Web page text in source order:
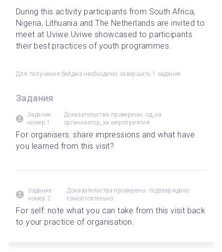
During this activity participants from South Africa,
Nigeria, Lithuania and The Netherlands are invited to
meet at Uviwe.Uviwe showcased to participants
their best practices of youth programmes.
Для получения бейджа необходимо завершить 1 задание
Задания
Задание
номер 1
Доказательства проверены: од_на
организатор_ка мероприятия
For organisers: share impressions and what have
you learned from this visit?
Задание
номер 2
Доказательства проверены: подтверждено
самостоятельно
For self: note what you can take from this visit back
to your practice of organisation.